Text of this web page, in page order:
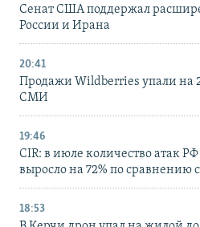
Сенат США поддержал
России и Ирана
20:41
Продажи Wildberries упали на
СМИ
19:46
CIR: в июле количество атак
выросло на 72% по сравнению
18:53